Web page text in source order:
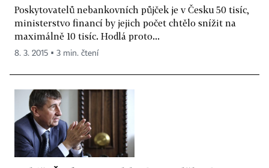
Poskytovatelů nebankovních půjček je v Česku 50 tisíc,
ministerstvo financí by jejich počet chtělo snížit na
maximálně 10 tisíc. Hodlá proto...
8. 3. 2015 ▪ 3 min. čtení